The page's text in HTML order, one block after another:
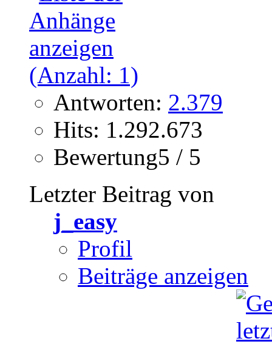
Antworten: 2.379
Hits: 1.292.673
Bewertung5 / 5
Letzter Beitrag von
j_easy
Profil
Beiträge anzeigen